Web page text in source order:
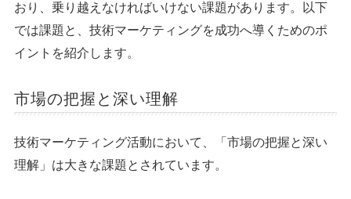
おり、乗り越えなければいけない課題があります。以下
では課題と、技術マーケティングを成功へ導くためのポ
イントを紹介します。
市場の把握と深い理解
技術マーケティング活動において、「市場の把握と深い
理解」は大きな課題とされています。